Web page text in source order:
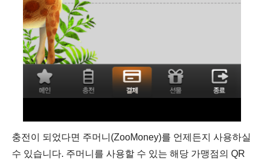
충전이 되었다면 주머니(ZooMoney)를 언제든지 사용하실
수 있습니다. 주머니를 사용할 수 있는 해당 가맹점의 QR